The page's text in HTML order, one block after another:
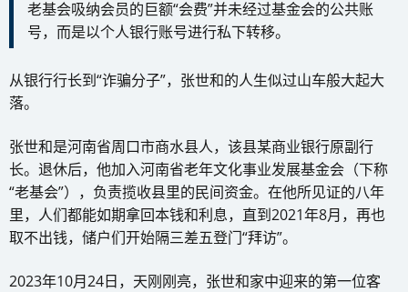
老基会吸纳会员的巨额“会费”并未经过基金会的公共账
号，而是以个人银行账号进行私下转移。
从银行行长到“诈骗分子”，张世和的人生似过山车般大起大
落。
张世和是河南省周口市商水县人，该县某商业银行原副行
长。退休后，他加入河南省老年文化事业发展基金会（下称
“老基会”），负责揽收县里的民间资金。在他所见证的八年
里，人们都能如期拿回本钱和利息，直到2021年8月，再也
取不出钱，储户们开始隔三差五登门“拜访”。
2023年10月24日，天刚刚亮，张世和家中迎来的第一位客